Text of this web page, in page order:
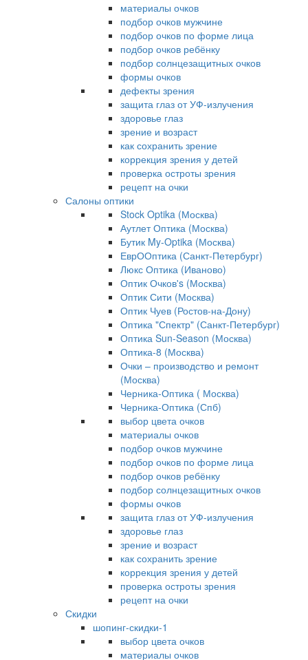
материалы очков
подбор очков мужчине
подбор очков по форме лица
подбор очков ребёнку
подбор солнцезащитных очков
формы очков
дефекты зрения
защита глаз от УФ-излучения
здоровье глаз
зрение и возраст
как сохранить зрение
коррекция зрения у детей
проверка остроты зрения
рецепт на очки
Салоны оптики
Stock Optika (Москва)
Аутлет Оптика (Москва)
Бутик My-Optika (Москва)
ЕврООптика (Санкт-Петербург)
Люкс Оптика (Иваново)
Оптик Очков's (Москва)
Оптик Сити (Москва)
Оптик Чуев (Ростов-на-Дону)
Оптика "Спектр" (Санкт-Петербург)
Оптика Sun-Season (Москва)
Оптика-8 (Москва)
Очки – производство и ремонт
(Москва)
Черника-Оптика ( Москва)
Черника-Оптика (Спб)
выбор цвета очков
материалы очков
подбор очков мужчине
подбор очков по форме лица
подбор очков ребёнку
подбор солнцезащитных очков
формы очков
защита глаз от УФ-излучения
здоровье глаз
зрение и возраст
как сохранить зрение
коррекция зрения у детей
проверка остроты зрения
рецепт на очки
Скидки
шопинг-скидки-1
выбор цвета очков
материалы очков